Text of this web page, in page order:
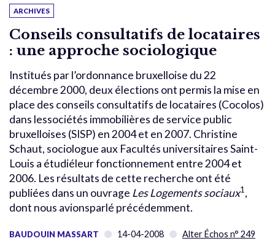
ARCHIVES
Conseils consultatifs de locataires
: une approche sociologique
Institués par l’ordonnance bruxelloise du 22
décembre 2000, deux élections ont permis la mise en
place des conseils consultatifs de locataires (Cocolos)
dans lessociétés immobilières de service public
bruxelloises (SISP) en 2004 et en 2007. Christine
Schaut, sociologue aux Facultés universitaires Saint-
Louis a étudiéleur fonctionnement entre 2004 et
2006. Les résultats de cette recherche ont été
publiées dans un ouvrage Les Logements sociaux1 ,
dont nous avionsparlé précédemment.
BAUDOUIN MASSART 14-04-2008 Alter Échos n° 249